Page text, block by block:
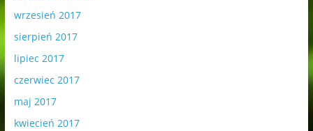
wrzesień 2017
sierpień 2017
lipiec 2017
czerwiec 2017
maj 2017
kwiecień 2017